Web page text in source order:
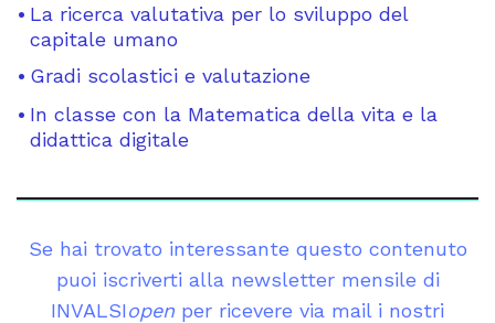
La ricerca valutativa per lo sviluppo del
capitale umano
Gradi scolastici e valutazione
In classe con la Matematica della vita e la
didattica digitale
Se hai trovato interessante questo contenuto
puoi iscriverti alla newsletter mensile di
INVALSIopen per ricevere via mail i nostri